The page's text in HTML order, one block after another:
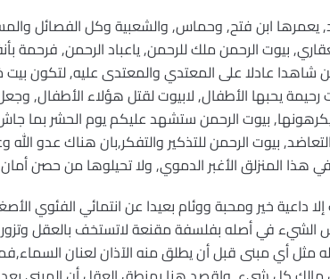
يعمرها ابن فتح, وحماس, والشعبية وكل الفصائل
بيوت الرحمن ملك للرحمن, ياعباد الرحمن, فرحمة
عادلا على المعتدي والمعتدى عليه, لتكون
يحبها الأطفال, لابيوت لقتل هؤلاء الأطفال,
بيوت الرحمن ستشهد عليكم يوم الحشر بما
بيوت الرحمن للتذكير والتفكر,بان هناك عدو
المنزلق الأغبر الدموي, ولا تحيلوها من حصن
داعية خير ومحبة ووئام بعيدا عن انتمائي الفئوي
الشيء في أصله بفلسفة مقنعة لاتستخف بالعقل
أي مبنى قبل أن يطلق منه الآذان لعنان